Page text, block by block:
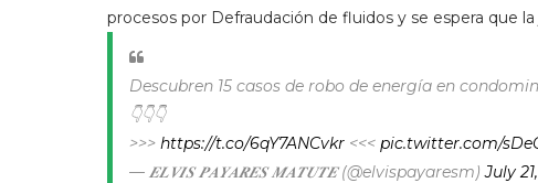
procesos por Defraudación de fluidos y se espera que
Descubren 15 casos de robo de energía en
👇👇👇
>>> https://t.co/6qY7ANCvkr <<< pic.twitter.com/
— 𝑬𝑳𝑽𝑰𝑺 𝑷𝑨𝒀𝑨𝑹𝑬𝑺 𝑴𝑨𝑻𝑼𝑻𝑬 (@elvispayaresm)July